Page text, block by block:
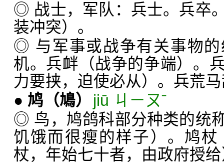
◎ 战士，军队：兵士。兵卒
装冲突）。
◎ 与军事或战争有关事物
机。兵衅（战争的争端）。
力要挟，迫使必从）。兵荒
● 鸠 （鳩）
jiū ㄐㄧㄡˉ
◎ 鸟，鸠鸽科部分种类的统
饥饿而很瘦的样子）。鸠
杖，年始七十者，由政府授